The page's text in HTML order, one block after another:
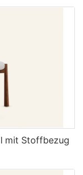
mit Stoffbezug